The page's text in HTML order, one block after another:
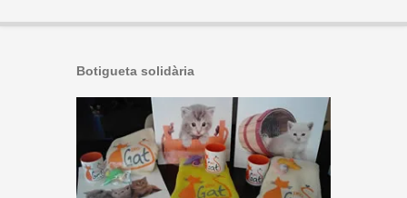
Botigueta solidària